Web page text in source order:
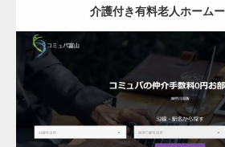
介護付き有料老人ホーム
更新日： 2023.03.08
介護付き有料老人ホー
一般社団法人高齢者
通常投稿